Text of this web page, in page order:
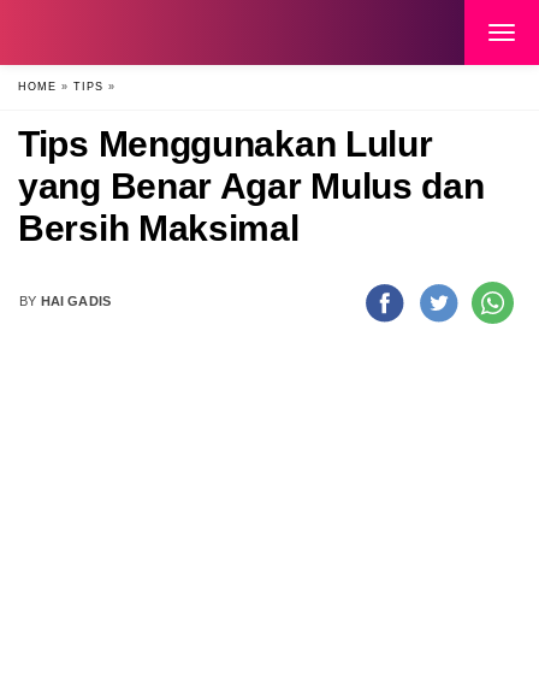
HOME » TIPS »
Tips Menggunakan Lulur
yang Benar Agar Mulus dan
Bersih Maksimal
BY HAI GADIS